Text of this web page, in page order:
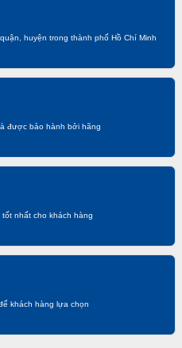
huyện trong thành phố Hồ Chí Minh
được bảo hành bởi hãng
nhất cho khách hàng
khách hàng lựa chọn